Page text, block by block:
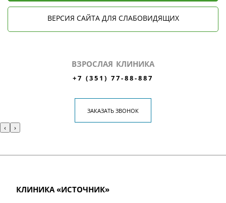
ВЕРСИЯ САЙТА ДЛЯ СЛАБОВИДЯЩИХ
ВЗРОСЛАЯ КЛИНИКА
+7 (351) 77-88-887
ЗАКАЗАТЬ ЗВОНОК
‹ ›
КЛИНИКА «ИСТОЧНИК»